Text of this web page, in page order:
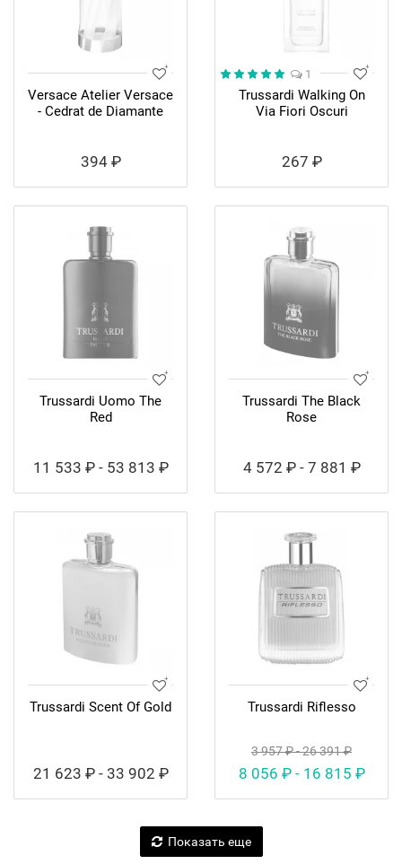
Versace Atelier Versace
- Cedrat de Diamante
394 ₽
Trussardi Walking On
Via Fiori Oscuri
1
267 ₽
Trussardi Uomo The
Red
11 533 ₽ - 53 813 ₽
Trussardi The Black
Rose
4 572 ₽ - 7 881 ₽
Trussardi Scent Of Gold
21 623 ₽ - 33 902 ₽
Trussardi Riflesso
3 957 ₽ - 26 391 ₽
8 056 ₽ - 16 815 ₽
Показать еще